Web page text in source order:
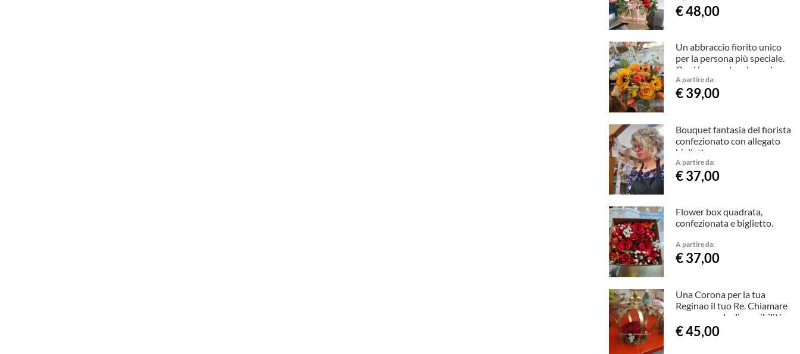
€ 48,00
Un abbraccio fiorito unico
per la persona più speciale.
Ogni bouquet, un'emozione
A partire da:
€ 39,00
Bouquet fantasia del fiorista
confezionato con allegato
biglietto
A partire da:
€ 37,00
Flower box quadrata,
confezionata e biglietto.
A partire da:
€ 37,00
Una Corona per la tua
Reginao il tuo Re. Chiamare
sempre per la disponibilità
€ 45,00